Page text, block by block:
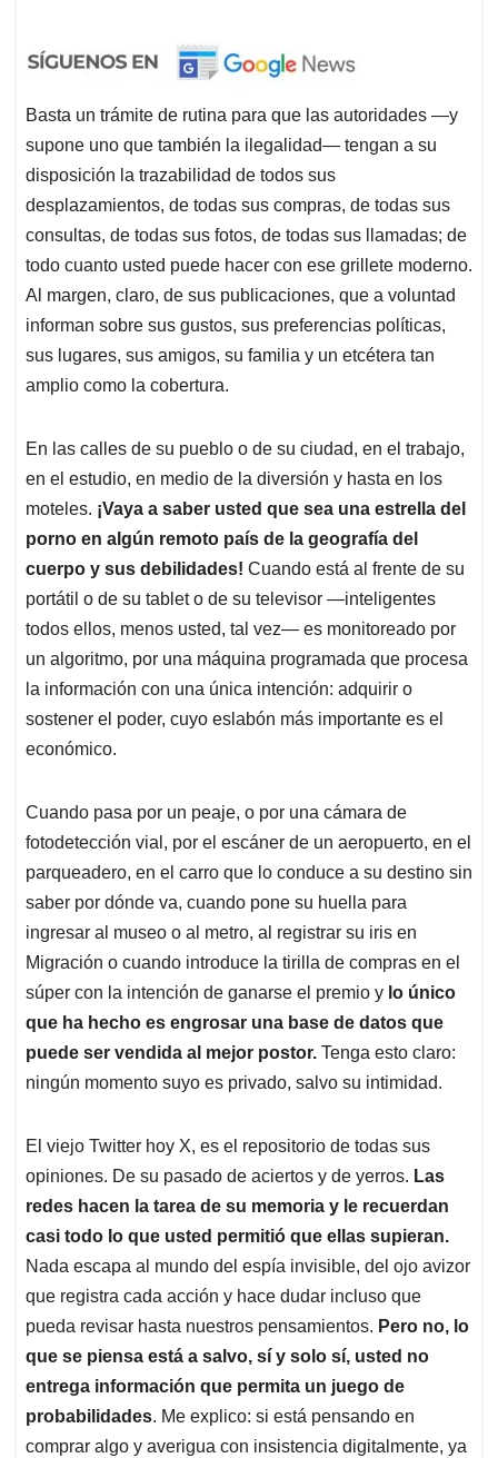
Basta un trámite de rutina para que las autoridades —y
supone uno que también la ilegalidad— tengan a su
disposición la trazabilidad de todos sus
desplazamientos, de todas sus compras, de todas sus
consultas, de todas sus fotos, de todas sus llamadas; de
todo cuanto usted puede hacer con ese grillete moderno.
Al margen, claro, de sus publicaciones, que a voluntad
informan sobre sus gustos, sus preferencias políticas,
sus lugares, sus amigos, su familia y un etcétera tan
amplio como la cobertura.
En las calles de su pueblo o de su ciudad, en el trabajo,
en el estudio, en medio de la diversión y hasta en los
moteles. ¡Vaya a saber usted que sea una estrella del
porno en algún remoto país de la geografía del
cuerpo y sus debilidades! Cuando está al frente de su
portátil o de su tablet o de su televisor —inteligentes
todos ellos, menos usted, tal vez— es monitoreado por
un algoritmo, por una máquina programada que procesa
la información con una única intención: adquirir o
sostener el poder, cuyo eslabón más importante es el
económico.
Cuando pasa por un peaje, o por una cámara de
fotodetección vial, por el escáner de un aeropuerto, en el
parqueadero, en el carro que lo conduce a su destino sin
saber por dónde va, cuando pone su huella para
ingresar al museo o al metro, al registrar su iris en
Migración o cuando introduce la tirilla de compras en el
súper con la intención de ganarse el premio y lo único
que ha hecho es engrosar una base de datos que
puede ser vendida al mejor postor. Tenga esto claro:
ningún momento suyo es privado, salvo su intimidad.
El viejo Twitter hoy X, es el repositorio de todas sus
opiniones. De su pasado de aciertos y de yerros. Las
redes hacen la tarea de su memoria y le recuerdan
casi todo lo que usted permitió que ellas supieran.
Nada escapa al mundo del espía invisible, del ojo avizor
que registra cada acción y hace dudar incluso que
pueda revisar hasta nuestros pensamientos. Pero no, lo
que se piensa está a salvo, sí y solo sí, usted no
entrega información que permita un juego de
probabilidades. Me explico: si está pensando en
comprar algo y averigua con insistencia digitalmente, ya